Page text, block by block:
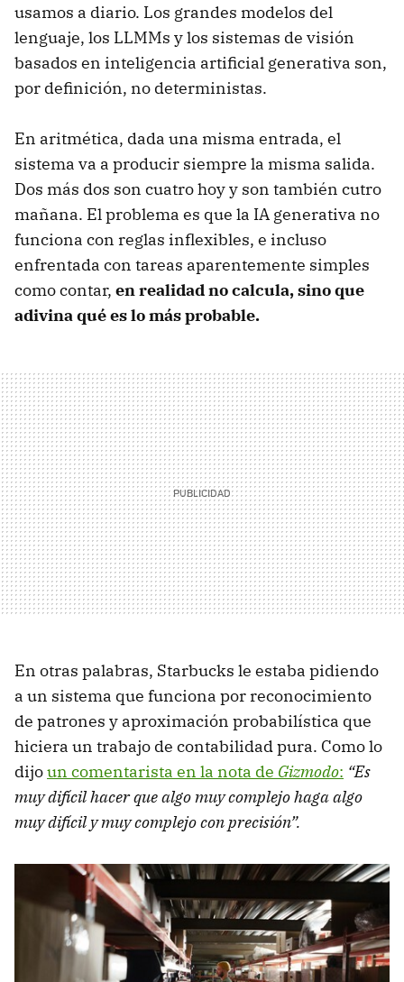
usamos a diario. Los grandes modelos del
lenguaje, los LLMMs y los sistemas de visión
basados en inteligencia artificial generativa son,
por definición, no deterministas.
En aritmética, dada una misma entrada, el
sistema va a producir siempre la misma salida.
Dos más dos son cuatro hoy y son también cutro
mañana. El problema es que la IA generativa no
funciona con reglas inflexibles, e incluso
enfrentada con tareas aparentemente simples
como contar, en realidad no calcula, sino que
adivina qué es lo más probable.
En otras palabras, Starbucks le estaba pidiendo
a un sistema que funciona por reconocimiento
de patrones y aproximación probabilística que
hiciera un trabajo de contabilidad pura. Como lo
dijoun comentarista en la nota de Gizmodo: “Es
muy difícil hacer que algo muy complejo haga algo
muy difícil y muy complejo con precisión”.